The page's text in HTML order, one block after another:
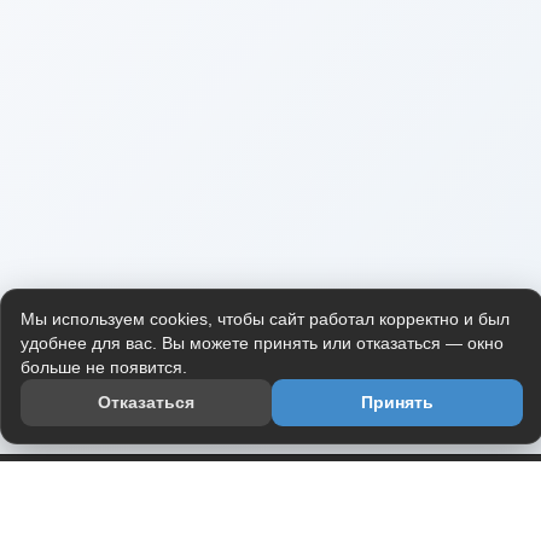
Мы используем cookies, чтобы сайт работал корректно и был
удобнее для вас. Вы можете принять или отказаться — окно
больше не появится.
Отказаться
Принять